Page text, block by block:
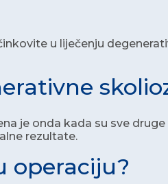
u liječenju
je onda kada su sve
rezultate.
operaciju?